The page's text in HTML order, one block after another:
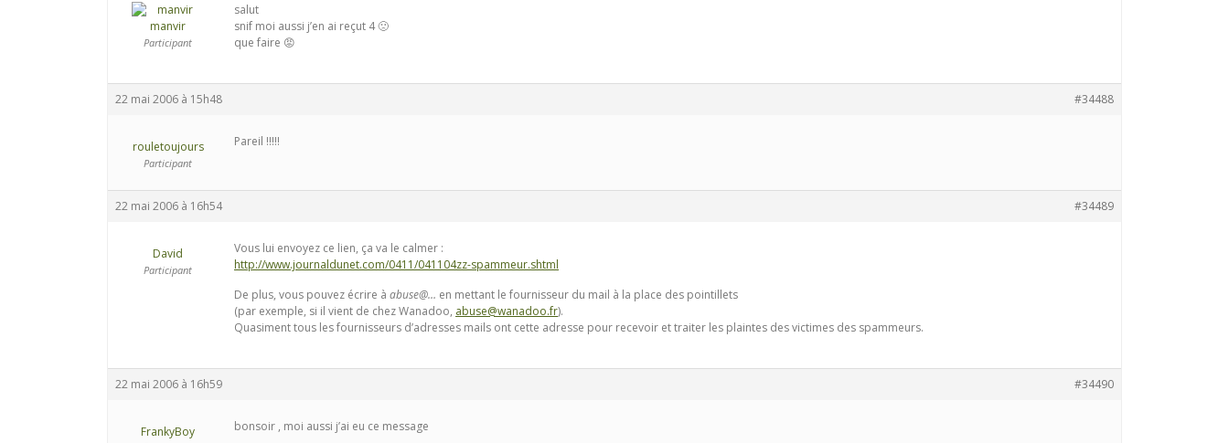
manvir
Participant
salut
snif moi aussi j’en ai reçut 4 🙁
que faire 😡
22 mai 2006 à 15h48 #34488
rouletoujours
Participant
Pareil !!!!!
22 mai 2006 à 16h54 #34489
David
Participant
Vous lui envoyez ce lien, ça va le calmer :
http://www.journaldunet.com/0411/041104zz-spammeur.shtml
De plus, vous pouvez écrire à abuse@… en mettant le fournisseur du mail à la place des pointillets
(par exemple, si il vient de chez Wanadoo, abuse@wanadoo.fr).
Quasiment tous les fournisseurs d’adresses mails ont cette adresse pour recevoir et traiter les plaintes des victimes des spammeurs.
22 mai 2006 à 16h59 #34490
FrankyBoy bonsoir , moi aussi j’ai eu ce message